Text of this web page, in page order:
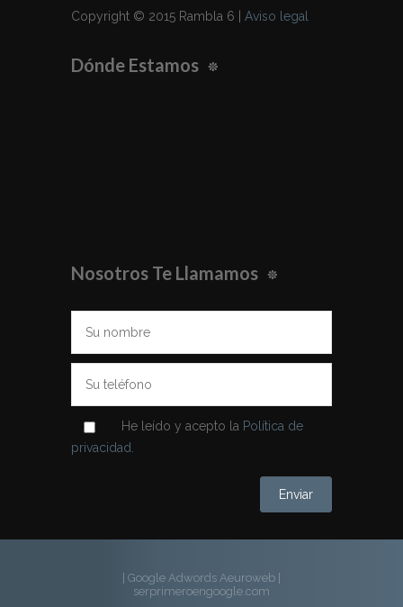
Copyright © 2015 Rambla 6 | Aviso legal
Dónde Estamos
Nosotros Te Llamamos
He leído y acepto la Política de
privacidad.
| Google Adwords Aeuroweb
serprimeroengoogle.com